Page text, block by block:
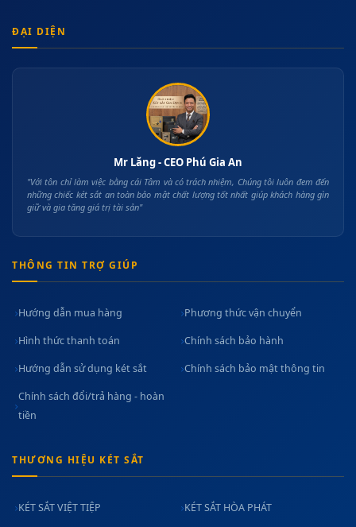
ĐẠI DIỆN
Mr Lăng - CEO Phú Gia An
"Với tôn chỉ làm việc bằng cái Tâm và có trách nhiệm, Chúng tôi luôn đem đến
những chiếc két sắt an toàn bảo mật chất lượng tốt nhất giúp khách hàng gìn
giữ và gia tăng giá trị tài sản"
THÔNG TIN TRỢ GIÚP
Hướng dẫn mua hàng Phương thức vận chuyển
Hình thức thanh toán Chính sách bảo hành
Hướng dẫn sử dụng két sắt Chính sách bảo mật thông tin
Chính sách đổi/trả hàng - hoàn
tiền
THƯƠNG HIỆU KÉT SẮT
KÉT SẮT VIỆT TIỆP KÉT SẮT HÒA PHÁT